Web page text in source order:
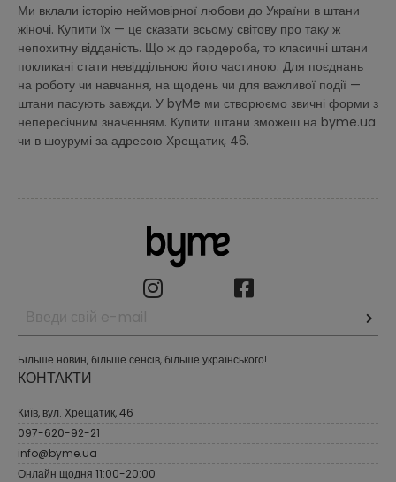
Ми вклали історію неймовірної любови до України в штани
жіночі. Купити їх — це сказати всьому світову про таку ж
непохитну відданість. Що ж до гардероба, то класичні штани
покликані стати невіддільною його частиною. Для поєднань
на роботу чи навчання, на щодень чи для важливої події —
штани пасують завжди. У byMe ми створюємо звичні форми з
непересічним значенням. Купити штани зможеш на byme.ua
чи в шоурумі за адресою Хрещатик, 46.
Більше новин, більше сенсів, більше українського!
КОНТАКТИ
Київ, вул. Хрещатик, 46
097-620-92-21
info@byme.ua
Онлайн щодня 11:00-20:00